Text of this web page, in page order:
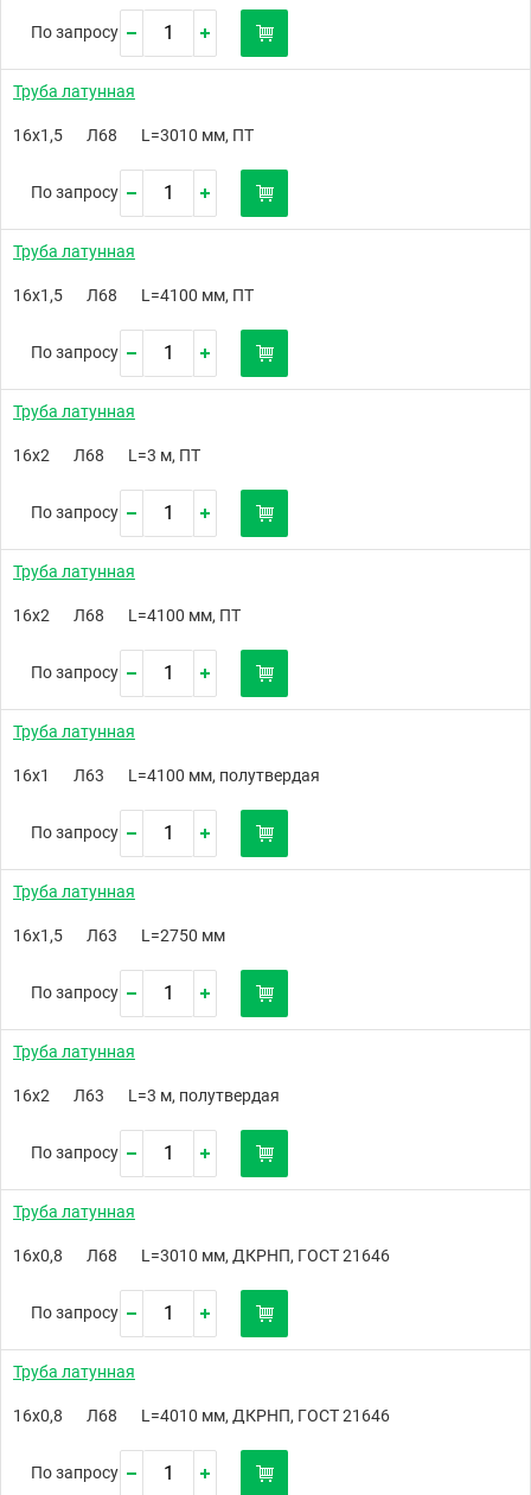
По запросу
Труба латунная
16х1,5 Л68 L=3010 мм, ПТ
По запросу
Труба латунная
16х1,5 Л68 L=4100 мм, ПТ
По запросу
Труба латунная
16х2 Л68 L=3 м, ПТ
По запросу
Труба латунная
16х2 Л68 L=4100 мм, ПТ
По запросу
Труба латунная
16х1 Л63 L=4100 мм, полутвердая
По запросу
Труба латунная
16х1,5 Л63 L=2750 мм
По запросу
Труба латунная
16х2 Л63 L=3 м, полутвердая
По запросу
Труба латунная
16х0,8 Л68 L=3010 мм, ДКРНП, ГОСТ 21646
По запросу
Труба латунная
16х0,8 Л68 L=4010 мм, ДКРНП, ГОСТ 21646
По запросу